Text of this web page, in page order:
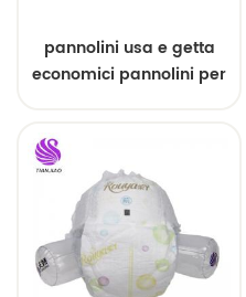
pannolini usa e getta
economici pannolini per